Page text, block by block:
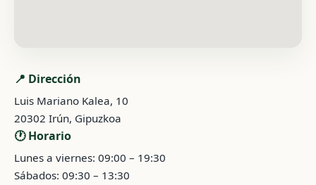
📍 Dirección
Luis Mariano Kalea, 10
20302 Irún, Gipuzkoa
🕐 Horario
Lunes a viernes: 09:00 – 19:30
Sábados: 09:30 – 13:30